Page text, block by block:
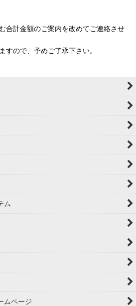
合計金額のご案内を改めてご連絡させ
すので、予めご了承下さい。
ム
ムページ